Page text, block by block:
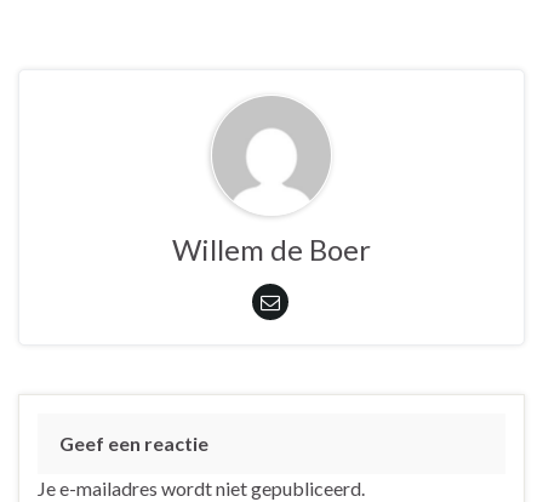
Willem de Boer
Geef een reactie
Je e-mailadres wordt niet gepubliceerd.